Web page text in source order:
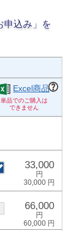
申込み」を
Excel商品
33,000
30,000
66,000
60,000